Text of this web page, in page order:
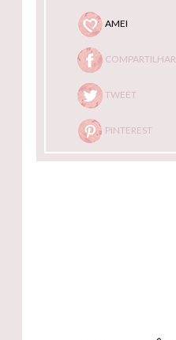
AMEI
COMPARTILHAR
TWEET
PINTEREST